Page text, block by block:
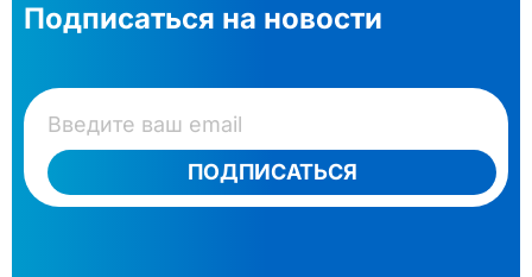
Подписаться на новости
ПОДПИСАТЬСЯ